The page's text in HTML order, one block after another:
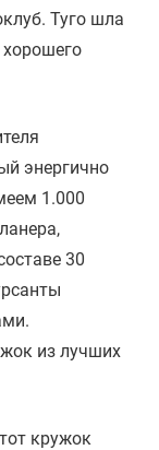
Туго шла
энергично
1.000
30
из лучших
кружок